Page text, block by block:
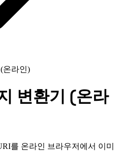
온라인)
변환기 (온라
를 온라인 브라우저에서 이미